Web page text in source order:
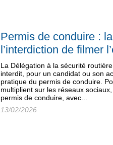
Permis de conduire :
l’interdiction de filmer
La Délégation à la sécurité
interdit, pour un candidat ou son
pratique du permis de conduire.
multiplient sur les réseaux
permis de conduire, avec...
13/02/2026